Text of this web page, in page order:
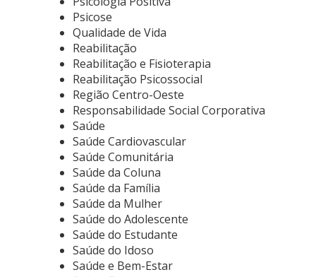
Psicose
Qualidade de Vida
Reabilitação
Reabilitação e Fisioterapia
Reabilitação Psicossocial
Região Centro-Oeste
Responsabilidade Social Corporativa
Saúde
Saúde Cardiovascular
Saúde Comunitária
Saúde da Coluna
Saúde da Família
Saúde da Mulher
Saúde do Adolescente
Saúde do Estudante
Saúde do Idoso
Saúde e Bem-Estar